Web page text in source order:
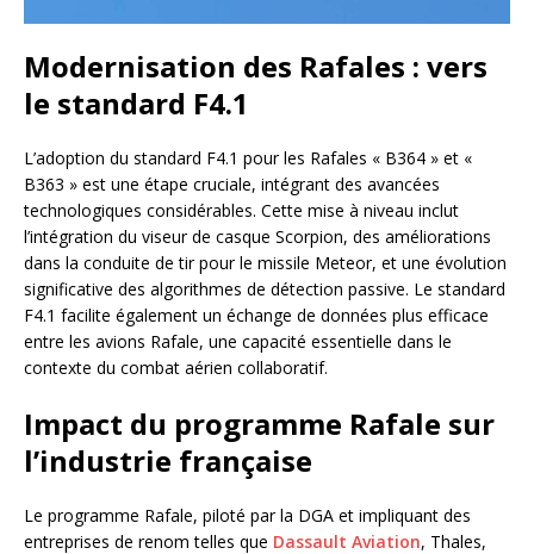
Modernisation des Rafales : vers
le standard F4.1
L’adoption du standard F4.1 pour les Rafales « B364 » et «
B363 » est une étape cruciale, intégrant des avancées
technologiques considérables. Cette mise à niveau inclut
l’intégration du viseur de casque Scorpion, des améliorations
dans la conduite de tir pour le missile Meteor, et une évolution
significative des algorithmes de détection passive. Le standard
F4.1 facilite également un échange de données plus efficace
entre les avions Rafale, une capacité essentielle dans le
contexte du combat aérien collaboratif.
Impact du programme Rafale sur
l’industrie française
Le programme Rafale, piloté par la DGA et impliquant des
entreprises de renom telles que Dassault Aviation, Thales,